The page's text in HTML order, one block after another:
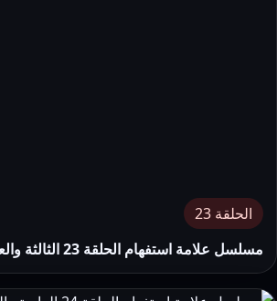
الحلقة 23
مسلسل علامة استفهام الحلقة 23 الثالثة والعشرون HD